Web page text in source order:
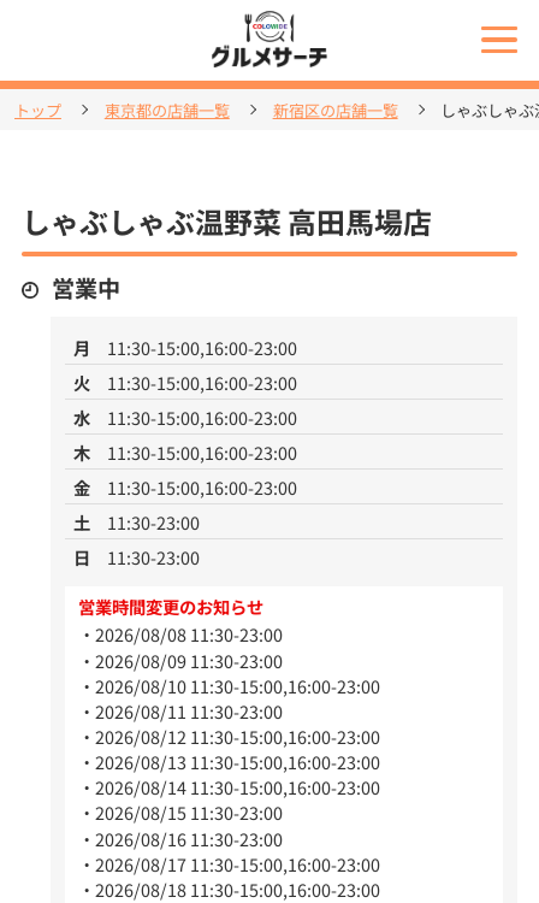
トップ 東京都の店舗一覧 新宿区の店舗一覧 しゃぶしゃ
しゃぶしゃぶ温野菜 高田馬場店
営業中
月
11:30-15:00,16:00-23:00
火
11:30-15:00,16:00-23:00
水
11:30-15:00,16:00-23:00
木
11:30-15:00,16:00-23:00
金
11:30-15:00,16:00-23:00
土
11:30-23:00
日
11:30-23:00
営業時間変更のお知らせ
2026/08/08 11:30-23:00
2026/08/09 11:30-23:00
2026/08/10 11:30-15:00,16:00-23:00
2026/08/11 11:30-23:00
2026/08/12 11:30-15:00,16:00-23:00
2026/08/13 11:30-15:00,16:00-23:00
2026/08/14 11:30-15:00,16:00-23:00
2026/08/15 11:30-23:00
2026/08/16 11:30-23:00
2026/08/17 11:30-15:00,16:00-23:00
2026/08/18 11:30-15:00,16:00-23:00